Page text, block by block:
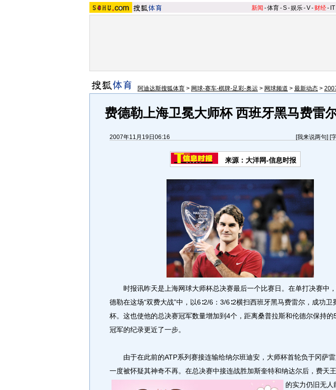
新闻 -体育-S-娱乐-V- 财经- IT
阿迪达斯搜狐体育 > 网球-赛车-棋牌-足彩-奥运 > 网球频道 > 最新动态 >
费德勒上海卫冕大师杯 西班牙黑马费雷
2007年11月19日06:16 [我来说两句] [
来源：大洋网-信息时报
时报讯昨天是上海网球大师杯总决赛最后一个比赛日。在单打决赛中
德勒在这场“双费大战”中，以6∶2/6：3/6∶2横扫西班牙黑马费雷尔，成功卫
杯。这也使他的总决赛冠军数量增加到4个，距离桑普拉斯和伦德尔保持的
冠军的纪录更近了一步。
由于在此前的ATP系列赛接连输给纳尔班迪安，大师杯首轮负于冈萨雷
一度被怀疑其神奇不再。在总决赛中接连战胜加斯奎特和纳达尔后，费天
的实力仍旧无人